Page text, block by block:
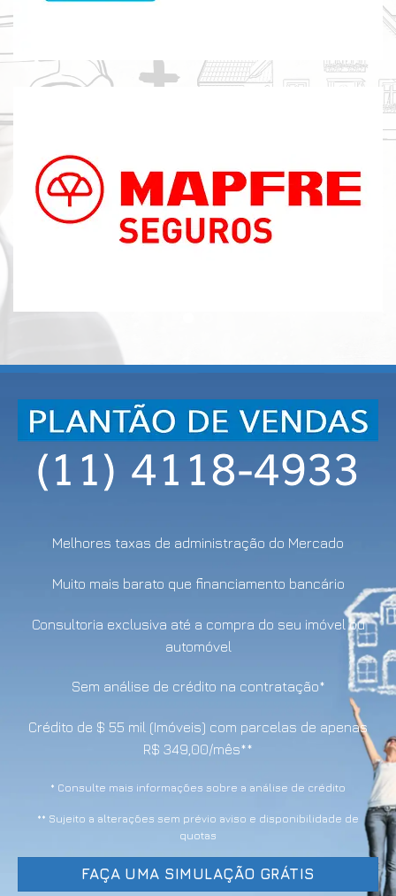
Melhores taxas de administração do Mercado
Muito mais barato que financiamento bancário
Consultoria exclusiva até a compra do seu imóvel ou
automóvel
Sem análise de crédito na contratação*
Crédito de $ 55 mil (Imóveis) com parcelas de apenas
R$ 349,00/mês**
* Consulte mais informações sobre a análise de crédito
** Sujeito a alterações sem prévio aviso e disponibilidade de
quotas
FAÇA UMA SIMULAÇÃO GRÁTIS